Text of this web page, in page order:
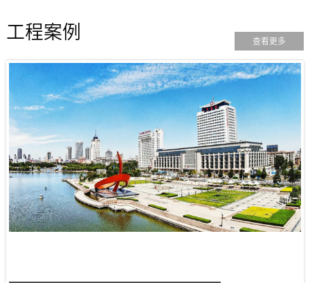
查看更多
工程案例